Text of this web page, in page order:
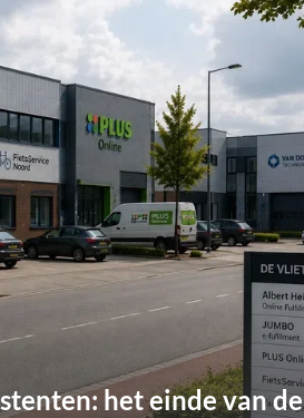
het einde van de